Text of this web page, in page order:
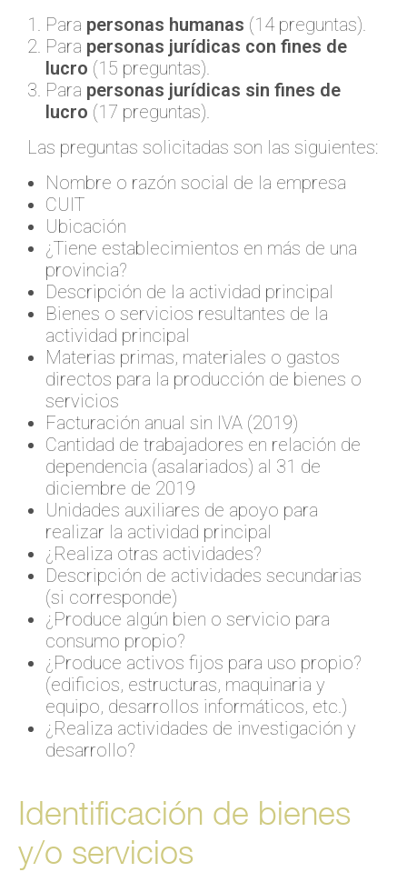
Para personas humanas (14 preguntas).
Para personas jurídicas con fines de
lucro (15 preguntas).
Para personas jurídicas sin fines de
lucro (17 preguntas).
Las preguntas solicitadas son las siguientes:
Nombre o razón social de la empresa
CUIT
Ubicación
¿Tiene establecimientos en más de una
provincia?
Descripción de la actividad principal
Bienes o servicios resultantes de la
actividad principal
Materias primas, materiales o gastos
directos para la producción de bienes o
servicios
Facturación anual sin IVA (2019)
Cantidad de trabajadores en relación de
dependencia (asalariados) al 31 de
diciembre de 2019
Unidades auxiliares de apoyo para
realizar la actividad principal
¿Realiza otras actividades?
Descripción de actividades secundarias
(si corresponde)
¿Produce algún bien o servicio para
consumo propio?
¿Produce activos fijos para uso propio?
(edificios, estructuras, maquinaria y
equipo, desarrollos informáticos, etc.)
¿Realiza actividades de investigación y
desarrollo?
Identificación de bienes
y/o servicios